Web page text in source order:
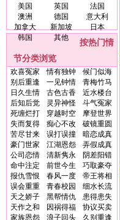
美国
英国
法国
澳洲
德国
意大利
加拿大
新加坡
日本
韩国
其他
按热门情
节分类浏览
欢喜冤家 情有独钟
候门似海
别后重逢
一见钟情
青梅竹马
日久生情
古色古香
近水楼台
后知后觉
灵异神怪
斗气冤家
死缠烂打
穿越时空
摩登世界
失而复得
痴心不改
破镜重圆
苦尽甘来
误打误撞
暗恋成真
豪门世家
江湖恩怨
弄假成真
公司恋情
清新隽永
阴差阳错
命中注定
前世今生
巧取豪夺
报仇雪恨
春风一度
帝王将相
误会重重
青春校园
细水长流
天之娇子
黑帮情仇
患得患失
天作之和
因祸得福
协议买卖
家族恩怨
浪子回头
久别重逢